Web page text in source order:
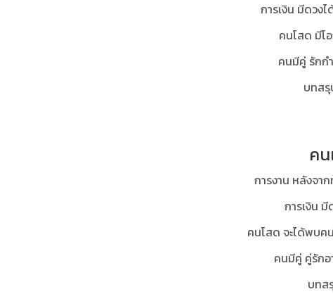
การเงิน มีดวงไ
คนโสด มีโ
คนมีคู่ รักก
บทสรุ
ค
การงาน หลังจา
การเงิน
คนโสด จะได้พบคน
คนมีคู่ คู่รักอ
บทส